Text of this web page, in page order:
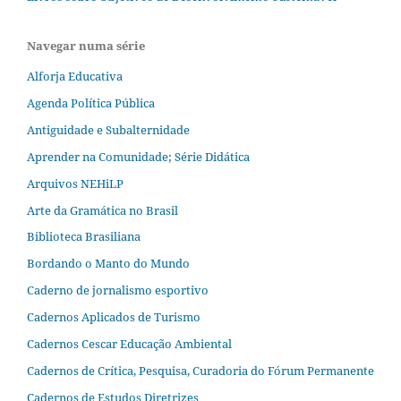
Navegar numa série
Alforja Educativa
Agenda Política Pública
Antiguidade e Subalternidade
Aprender na Comunidade; Série Didática
Arquivos NEHiLP
Arte da Gramática no Brasil
Biblioteca Brasiliana
Bordando o Manto do Mundo
Caderno de jornalismo esportivo
Cadernos Aplicados de Turismo
Cadernos Cescar Educação Ambiental
Cadernos de Crítica, Pesquisa, Curadoria do Fórum Permanente
Cadernos de Estudos Diretrizes